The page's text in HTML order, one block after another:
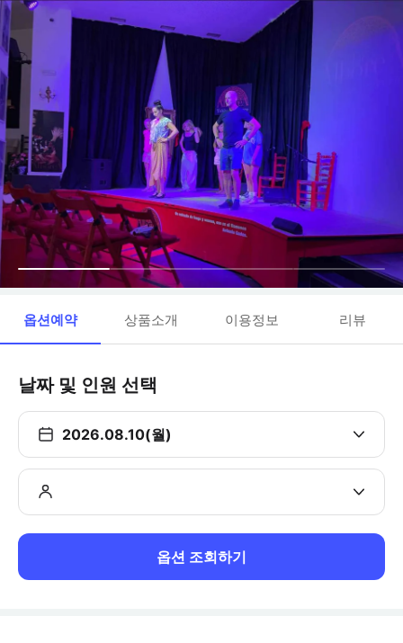
옵션예약 상품소개 이용정보 리뷰
날짜 및 인원 선택
2026.08.10(월)
옵션 조회하기